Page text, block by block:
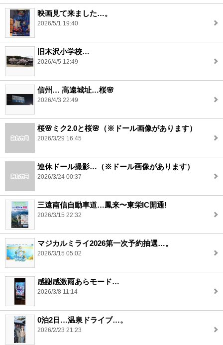
映画見て来ました…。
2026/5/1 19:40
旧木沢小学校…
2026/4/5 12:49
信州… 高遠城址…桜🌸
2026/4/3 22:49
桜🌸ミク2.0と桜🌸（※ドール画像があります）
2026/3/29 16:45
連休ドール撮影…（※ドール画像があります）
2026/3/24 00:37
三遠南信自動車道…鳳来〜東栄IC開通!
2026/3/15 22:32
マジカルミライ2026第一次予約抽選…。
2026/3/15 05:02
感謝感激雨あらモード…
2026/3/8 11:14
0泊2日…温泉ドライブ…。
2026/2/23 21:23